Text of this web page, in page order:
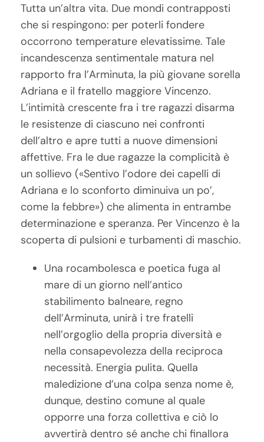
Tutta un’altra vita. Due mondi contrapposti
che si respingono: per poterli fondere
occorrono temperature elevatissime. Tale
incandescenza sentimentale matura nel
rapporto fra l’Arminuta, la più giovane sorella
Adriana e il fratello maggiore Vincenzo.
L’intimità crescente fra i tre ragazzi disarma
le resistenze di ciascuno nei confronti
dell’altro e apre tutti a nuove dimensioni
affettive. Fra le due ragazze la complicità è
un sollievo («Sentivo l’odore dei capelli di
Adriana e lo sconforto diminuiva un po’,
come la febbre») che alimenta in entrambe
determinazione e speranza. Per Vincenzo è la
scoperta di pulsioni e turbamenti di maschio.
Una rocambolesca e poetica fuga al
mare di un giorno nell’antico
stabilimento balneare, regno
dell’Arminuta, unirà i tre fratelli
nell’orgoglio della propria diversità e
nella consapevolezza della reciproca
necessità. Energia pulita. Quella
maledizione d’una colpa senza nome è,
dunque, destino comune al quale
opporre una forza collettiva e ciò lo
avvertirà dentro sé anche chi finallora